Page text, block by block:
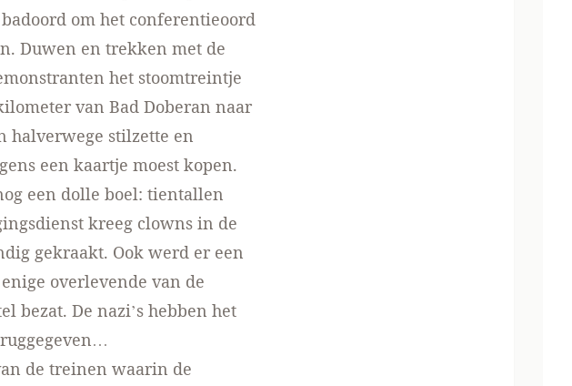
om het conferentieoord
Duwen en trekken met de
het stoomtreintje
van Bad Doberan naar
halverwege stilzette en
een kaartje moest kopen.
een dolle boel: tientallen
kreeg clowns in de
gekraakt. Ook werd er een
overlevende van de
bezat. De nazi’s hebben het
de treinen waarin de